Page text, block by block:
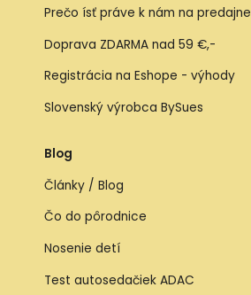
Prečo ísť práve k nám na predajne
Doprava ZDARMA nad 59 €,-
Registrácia na Eshope - výhody
Slovenský výrobca BySues
Blog
Články / Blog
Čo do pôrodnice
Nosenie detí
Test autosedačiek ADAC